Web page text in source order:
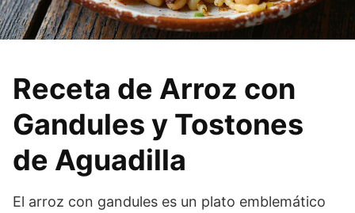
Receta de Arroz con
Gandules y Tostones
de Aguadilla
El arroz con gandules es un plato emblemático